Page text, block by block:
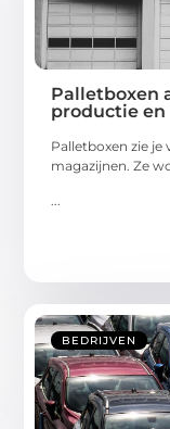
Palletboxen
productie
Palletboxen zie
magazijnen. Ze
...
BEDRIJVEN